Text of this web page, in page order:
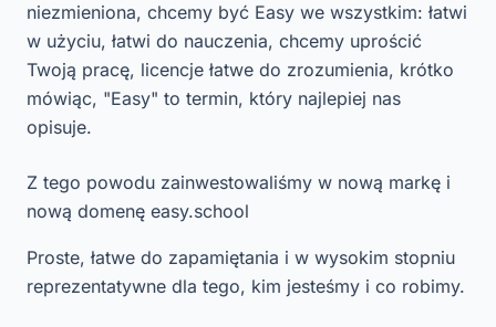
niezmieniona, chcemy być Easy we wszystkim: łatwi
w użyciu, łatwi do nauczenia, chcemy uprościć
Twoją pracę, licencje łatwe do zrozumienia, krótko
mówiąc, "Easy" to termin, który najlepiej nas
opisuje.
Z tego powodu zainwestowaliśmy w nową markę i
nową domenę easy.school
Proste, łatwe do zapamiętania i w wysokim stopniu
reprezentatywne dla tego, kim jesteśmy i co robimy.